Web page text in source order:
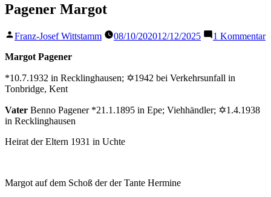
Pagener Margot
Veröffentlicht
Franz-Josef Wittstamm 08/10/202012/12/2025 1 Kommentar
Margot Pagener
*10.7.1932 in Recklinghausen; ✡1942 bei Verkehrsunfall in
Tonbridge, Kent
Vater Benno Pagener *21.1.1895 in Epe; Viehhändler; ✡1.4.1938
in Recklinghausen
Heirat der Eltern 1931 in Uchte
Margot auf dem Schoß der der Tante Hermine